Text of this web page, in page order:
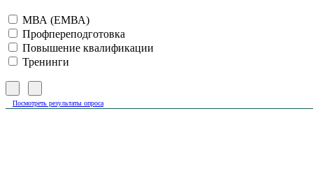
МВА (ЕМВА)
Профпереподготовка
Повышение квалификации
Тренинги
Посмотреть результаты опроса